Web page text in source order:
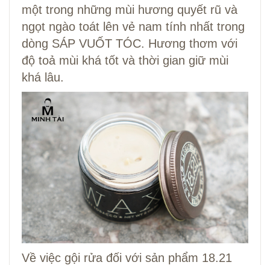
một trong những mùi hương quyết rũ và
ngọt ngào toát lên vẻ nam tính nhất trong
dòng SÁP VUỐT TÓC. Hương thơm với
độ toả mùi khá tốt và thời gian giữ mùi
khá lâu.
Về việc gội rửa đối với sản phẩm 18.21